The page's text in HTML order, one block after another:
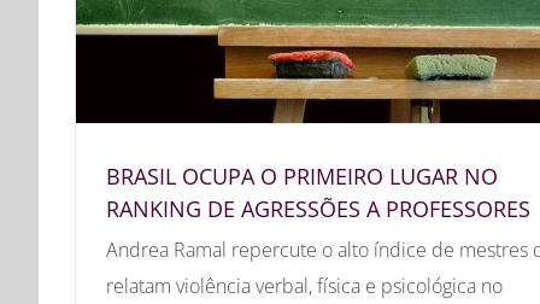
BRASIL OCUPA O PRIMEIRO LUGAR NO
RANKING DE AGRESSÕES A PROFESSORES
Andrea Ramal repercute o alto índice de mestres
relatam violência verbal, física e psicológica no